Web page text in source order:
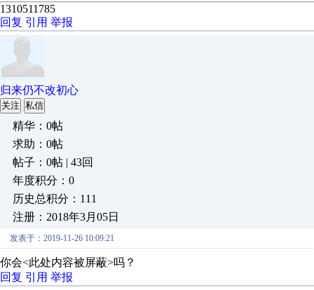
1310511785
回复 引用 举报
归来仍不改初心
关注 私信
精华：0帖
求助：0帖
帖子：0帖 | 43回
年度积分：0
历史总积分：111
注册：2018年3月05日
发表于：2019-11-26 10:09:21
你会<此处内容被屏蔽>吗？
回复 引用 举报